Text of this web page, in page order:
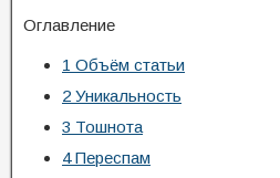
Оглавление
1 Объём статьи
2 Уникальность
3 Тошнота
4Переспам